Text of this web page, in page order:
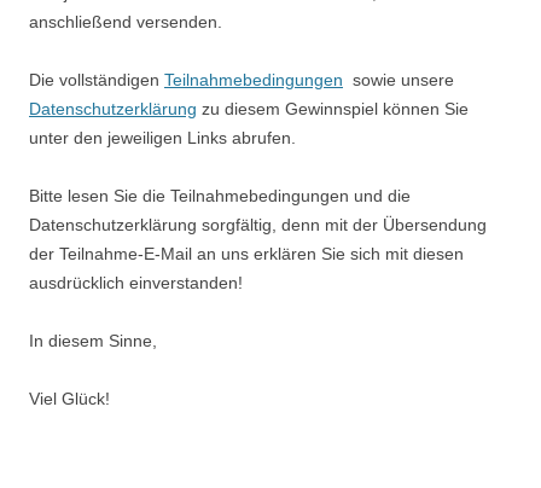
anschließend versenden.
Die vollständigen Teilnahmebedingungen sowie unsere
Datenschutzerklärung zu diesem Gewinnspiel können Sie
unter den jeweiligen Links abrufen.
Bitte lesen Sie die Teilnahmebedingungen und die
Datenschutzerklärung sorgfältig, denn mit der Übersendung
der Teilnahme-E-Mail an uns erklären Sie sich mit diesen
ausdrücklich einverstanden!
In diesem Sinne,
Viel Glück!